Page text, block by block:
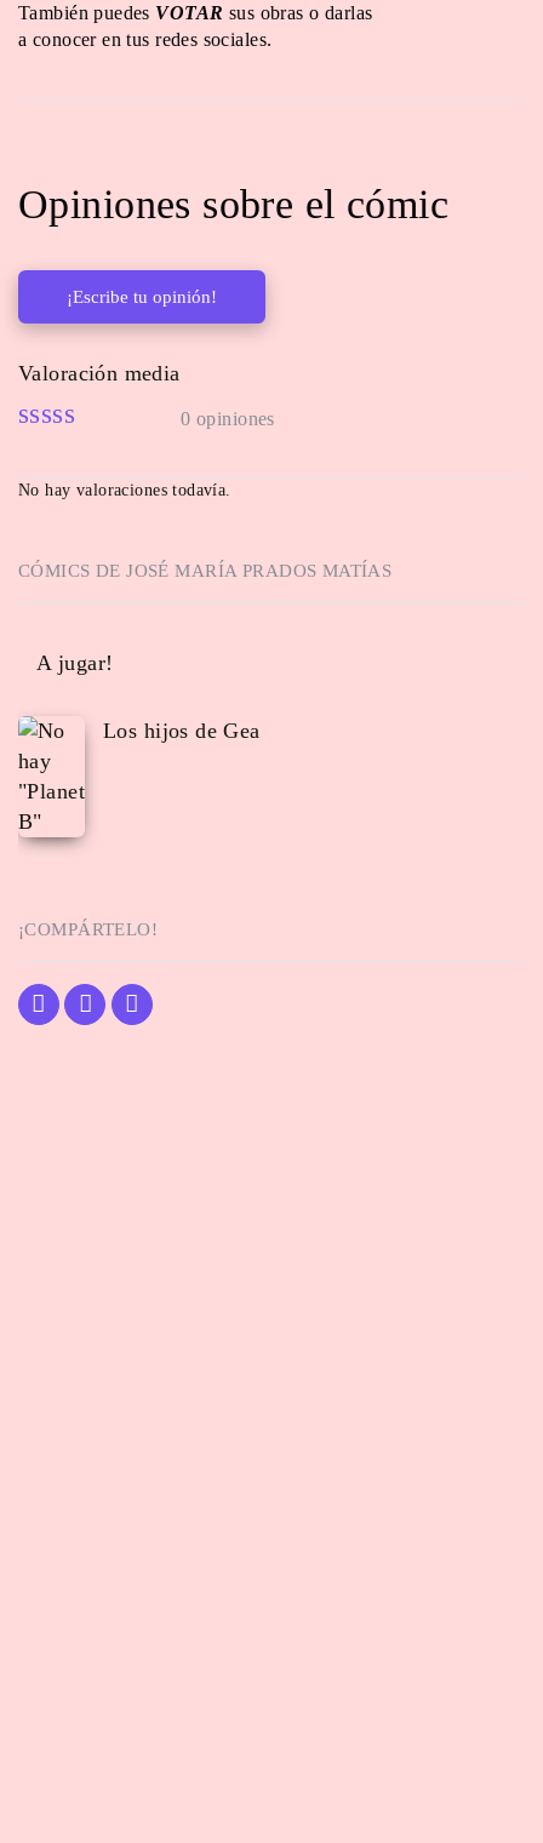
También puedes VOTAR sus obras o darlas
a conocer en tus redes sociales.
Opiniones sobre el cómic
¡Escribe tu opinión!
Valoración media
0 opiniones
No hay valoraciones todavía.
CÓMICS DEJOSÉ MARÍA PRADOS MATÍAS
A jugar!
Los hijos de Gea
¡COMPÁRTELO!